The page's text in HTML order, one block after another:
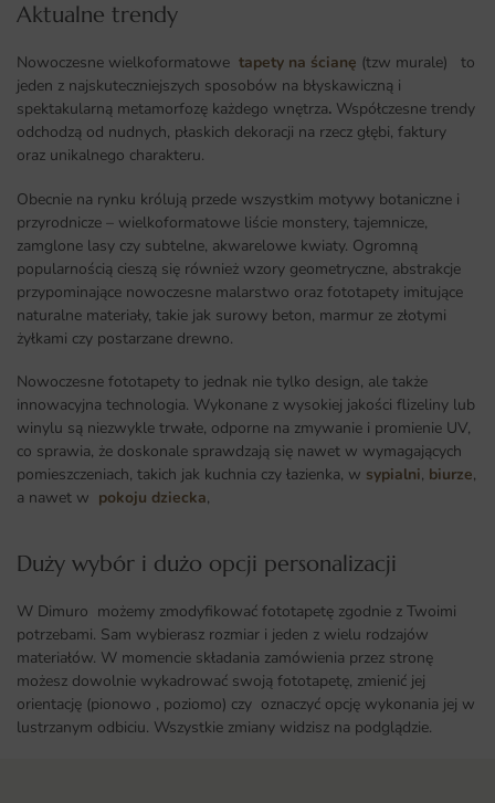
Aktualne trendy​
Nowoczesne wielkoformatowe tapety na ścianę (tzw murale) to
jeden z najskuteczniejszych sposobów na błyskawiczną i
spektakularną metamorfozę każdego wnętrza. Współczesne trendy
odchodzą od nudnych, płaskich dekoracji na rzecz głębi, faktury
oraz unikalnego charakteru.
Obecnie na rynku królują przede wszystkim motywy botaniczne i
przyrodnicze – wielkoformatowe liście monstery, tajemnicze,
zamglone lasy czy subtelne, akwarelowe kwiaty. Ogromną
popularnością cieszą się również wzory geometryczne, abstrakcje
przypominające nowoczesne malarstwo oraz fototapety imitujące
naturalne materiały, takie jak surowy beton, marmur ze złotymi
żyłkami czy postarzane drewno.
Nowoczesne fototapety to jednak nie tylko design, ale także
innowacyjna technologia. Wykonane z wysokiej jakości flizeliny lub
winylu są niezwykle trwałe, odporne na zmywanie i promienie UV,
co sprawia, że doskonale sprawdzają się nawet w wymagających
pomieszczeniach, takich jak kuchnia czy łazienka, w sypialni, biurze,
a nawet w pokoju dziecka,
Duży wybór i dużo opcji personalizacji ​
W Dimuro możemy zmodyfikować fototapetę zgodnie z Twoimi
potrzebami. Sam wybierasz rozmiar i jeden z wielu rodzajów
materiałów. W momencie składania zamówienia przez stronę
możesz dowolnie wykadrować swoją fototapetę, zmienić jej
orientację (pionowo , poziomo) czy oznaczyć opcję wykonania jej w
lustrzanym odbiciu. Wszystkie zmiany widzisz na podglądzie.